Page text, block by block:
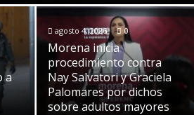
a
agosto 4, 2026 0
Morena inicia
procedimiento contra
Nay Salvatori y Graciela
Palomares por dichos
sobre adultos mayores